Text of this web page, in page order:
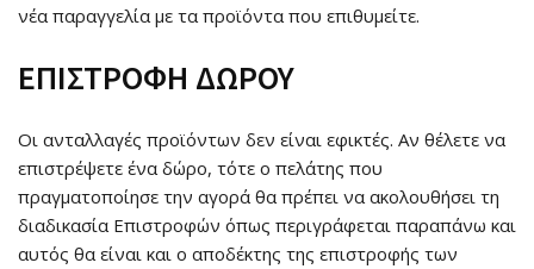
νέα παραγγελία με τα προϊόντα που επιθυμείτε.
ΕΠΙΣΤΡΟΦΗ ΔΩΡΟΥ
Οι ανταλλαγές προϊόντων δεν είναι εφικτές. Αν θέλετε να
επιστρέψετε ένα δώρο, τότε ο πελάτης που
πραγματοποίησε την αγορά θα πρέπει να ακολουθήσει τη
διαδικασία Επιστροφών όπως περιγράφεται παραπάνω και
αυτός θα είναι και ο αποδέκτης της επιστροφής των